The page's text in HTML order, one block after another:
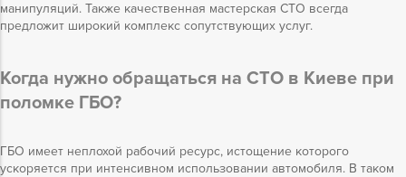
манипуляций. Также качественная мастерская СТО всегда
предложит широкий комплекс сопутствующих услуг.
Когда нужно обращаться на СТО в Киеве при
поломке ГБО?
ГБО имеет неплохой рабочий ресурс, истощение которого
ускоряется при интенсивном использовании автомобиля. В таком